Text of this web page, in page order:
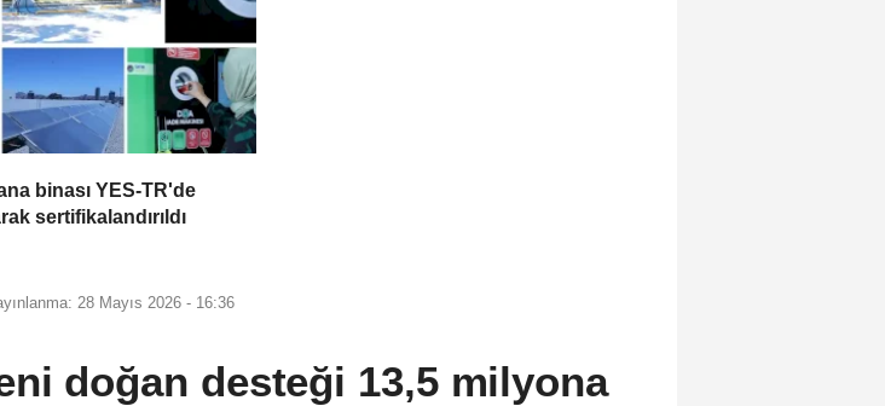
binası YES-TR'de
sertifikalandırıldı
28 Mayıs 2026 - 16:36
doğan desteği 13,5 milyona